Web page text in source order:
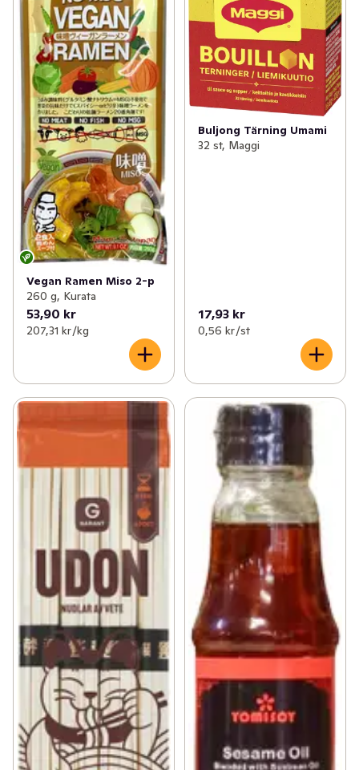
Vegan Ramen Miso 2-p
260 g, Kurata
53,90 kr
207,31 kr /kg
Buljong Tärning Umami
32 st, Maggi
17,93 kr
0,56 kr /st